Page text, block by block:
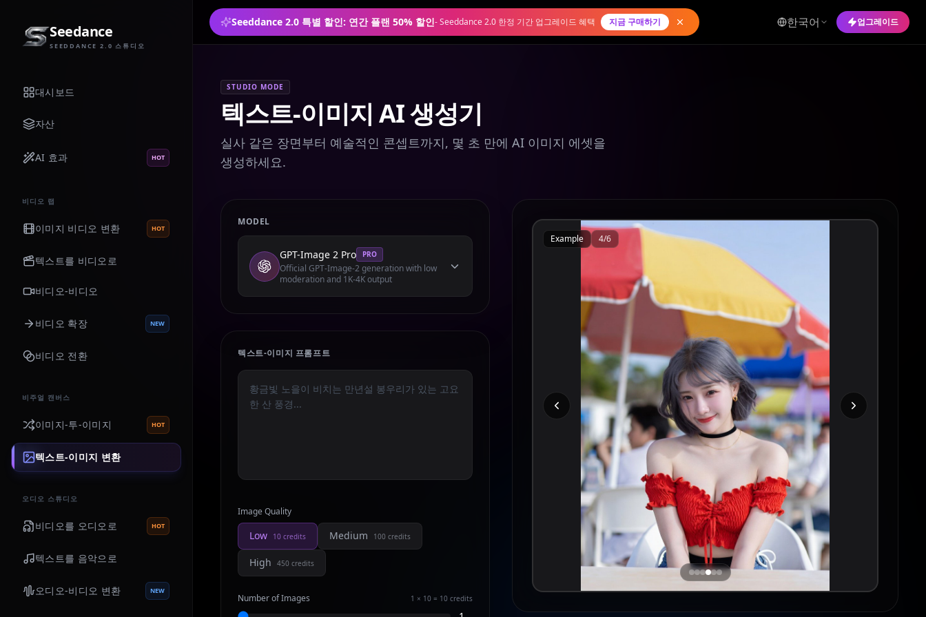
Seeddance 2.0 특별 할인: 연간 플랜 50% 할인-Seeddance 2.0 한정 기간 업그레이드 혜택 지금 구매하기 한국어 업그레이드
Seedance
SEEDDANCE 2.0 스튜디오
대시보드
자산
AI 효과 HOT
비디오 랩
이미지 비디오 변환 HOT
텍스트를 비디오로
비디오-비디오
비디오 확장 NEW
비디오 전환
비주얼 캔버스
이미지-투-이미지 HOT
텍스트-이미지 변환
오디오 스튜디오
비디오를 오디오로 HOT
텍스트를 음악으로
오디오-비디오 변환 NEW
STUDIO MODE
텍스트-이미지 AI 생성기
실사 같은 장면부터 예술적인 콘셉트까지, 몇 초 만에 AI 이미지 에셋을
생성하세요.
MODEL
GPT-Image 2 Pro PRO
Official GPT-Image-2 generation with low
moderation and 1K-4K output
텍스트-이미지 프롬프트
Image Quality
Low 10 credits Medium 100 credits
High 450 credits
Number of Images 1 × 10 = 10 credits
Example 4/6